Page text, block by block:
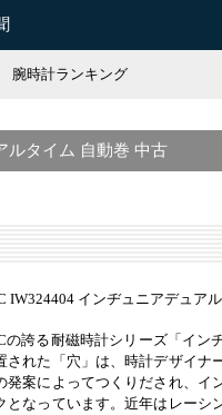
腕時計ランキング
ルタイム 自動巻 中古
IW324404 インヂュニアデュア
の誇る耐磁時計シリーズ「イン
された「穴」は、時計デザイナ
発案によってつくりだされ、イ
となっています。近年はレーシ